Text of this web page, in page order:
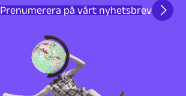
Prenumerera på vårt nyhetsbrev